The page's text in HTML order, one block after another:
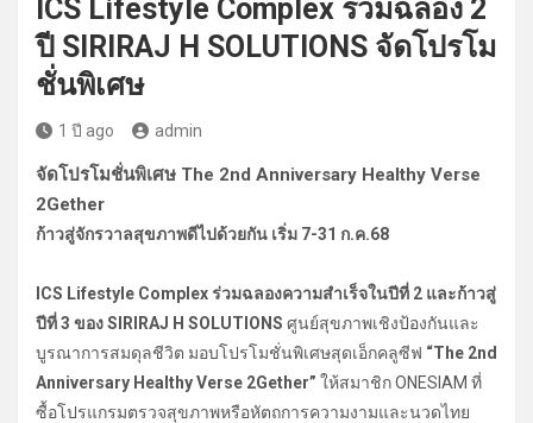
ICS Lifestyle Complex ร่วมฉลอง 2
ปี SIRIRAJ H SOLUTIONS จัดโปรโม
ชั่นพิเศษ
1 ปี ago admin
จัดโปรโมชั่นพิเศษ The 2nd Anniversary Healthy Verse
2Gether
ก้าวสู่จักรวาลสุขภาพดีไปด้วยกัน เริ่ม 7-31 ก.ค.68
ICS Lifestyle Complex ร่วมฉลองความสำเร็จในปีที่ 2 และก้าวสู่
ปีที่ 3 ของ SIRIRAJ H SOLUTIONS ศูนย์สุขภาพเชิงป้องกันและ
บูรณาการสมดุลชีวิต มอบโปรโมชั่นพิเศษสุดเอ็กคลูซีฟ “The 2nd
Anniversary Healthy Verse 2Gether” ให้สมาชิก ONESIAM ที่
ซื้อโปรแกรมตรวจสุขภาพหรือหัตถการความงามและนวดไทย